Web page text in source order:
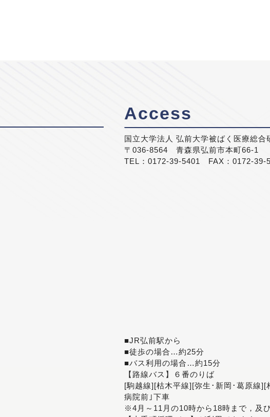
Access
国立大学法人 弘前大学被ばく医療総合
〒036-8564 青森県弘前市本町66-1
TEL：0172-39-5401 FAX：0172-39-
■JR弘前駅から
■徒歩の場合…約25分
■バス利用の場合…約15分
【路線バス】６番のりば
[駒越線][枯木平線][弥生･新岡･葛原線
病院前｣下車
※4月～11月の10時から18時まで，及